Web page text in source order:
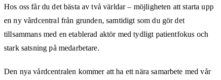
Hos oss får du det bästa av två världar – möjligheten att starta upp
en ny vårdcentral från grunden, samtidigt som du gör det
tillsammans med en etablerad aktör med tydligt patientfokus och
stark satsning på medarbetare.
Den nya vårdcentralen kommer att ha ett nära samarbete med vår